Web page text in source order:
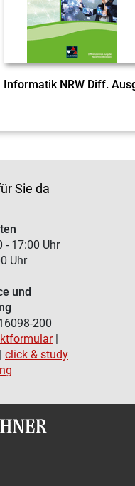
Sie da
- 17:00 Uhr
Uhr
und
200
|
| click & study